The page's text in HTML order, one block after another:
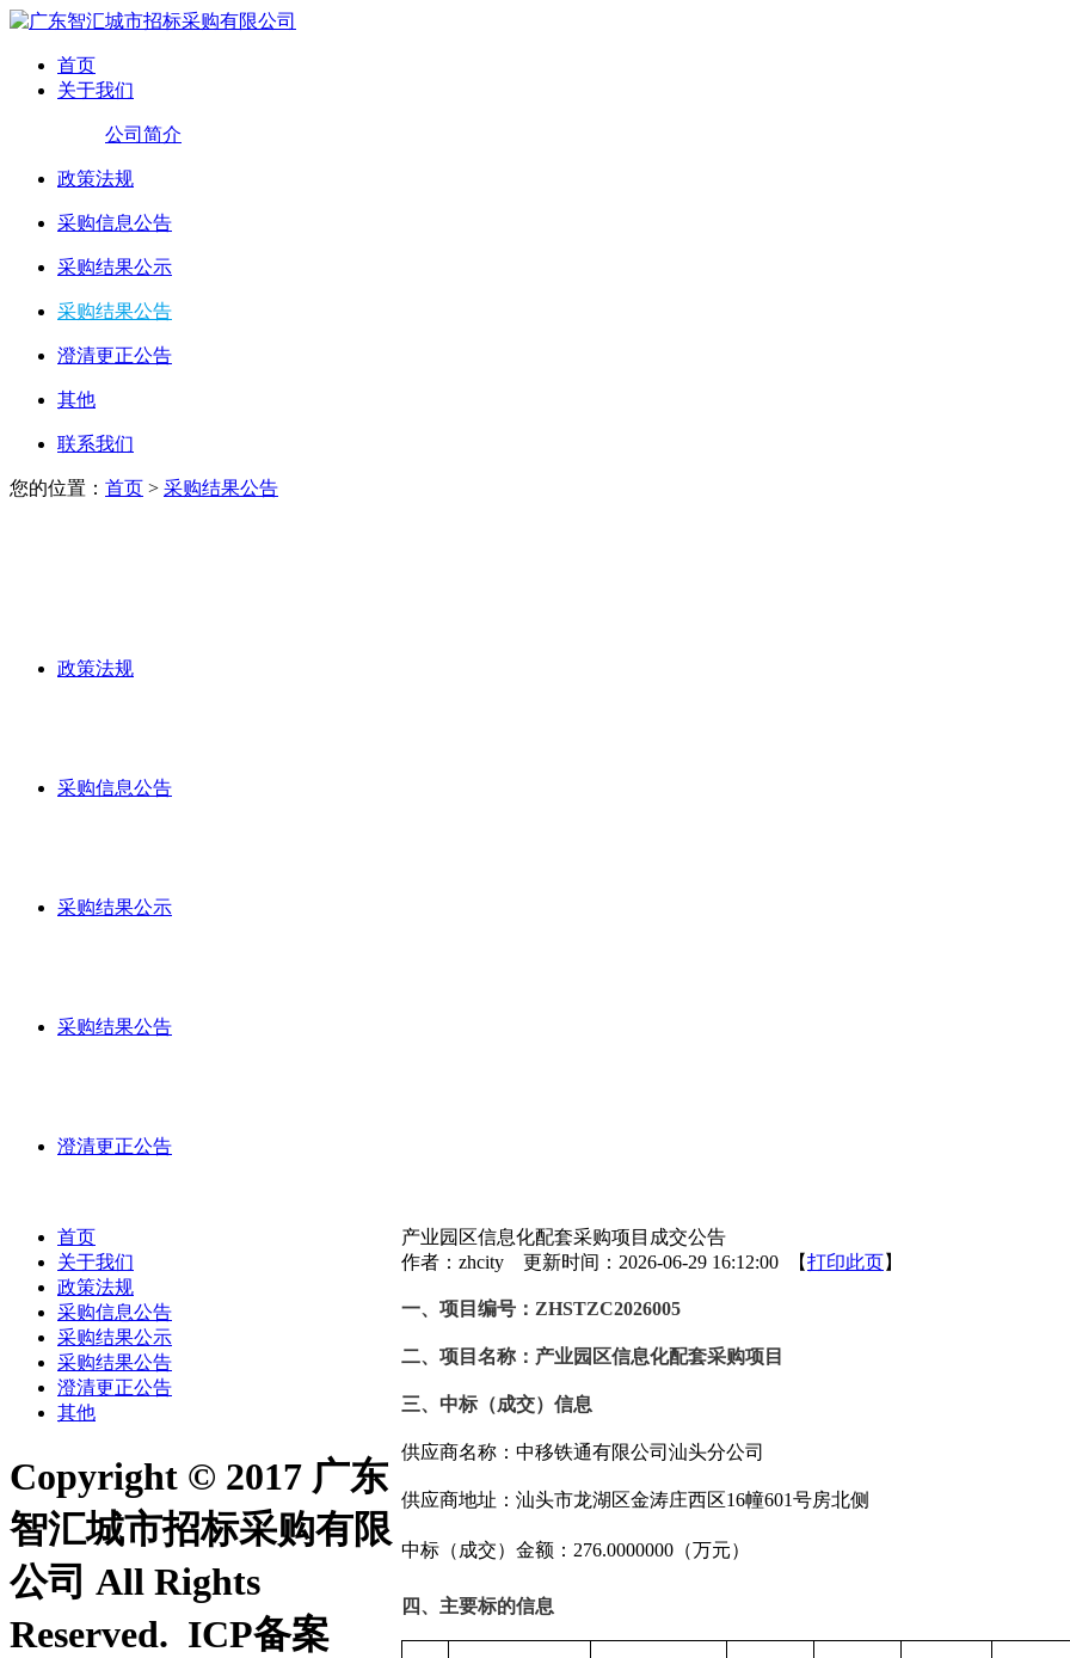
首页
关于我们
公司简介
政策法规
采购信息公告
采购结果公示
采购结果公告
澄清更正公告
其他
联系我们
您的位置： 首页 > 采购结果公告
政策法规
采购信息公告
采购结果公示
采购结果公告
澄清更正公告
产业园区信息化配套采购项目成交公告
作者：zhcity 更新时间：2026-06-29 16:12:00 【打印此页】
一、项目编号： ZHSTZC2026005
二、项目名称： 产业园区信息化配套采购项目
三、中标（成交）信息
供应商名称： 中移铁通有限公司汕头分公司
供应商地址：汕头市龙湖区金涛庄西区16幢601号房北侧
中标（成交）金额： 276.0000000（万元）
四、主要标的信息
首页
关于我们
政策法规
采购信息公告
采购结果公示
采购结果公告
澄清更正公告
其他
Copyright © 2017 广东
智汇城市招标采购有限
公司 All Rights
Reserved. ICP备案